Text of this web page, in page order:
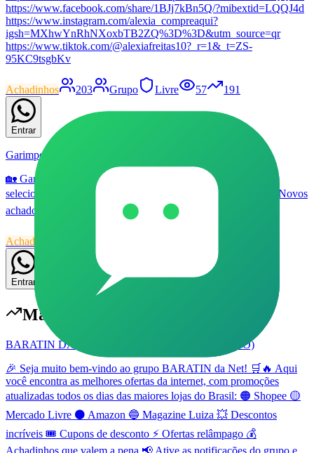
https://www.facebook.com/share/1BJj7kBn5Q/?mibextid=LQQJ4d
https://www.instagram.com/alexia_compreaqui?
igsh=MXhwYnRhNXoxbTB2ZQ%3D%3D&utm_source=qr
https://www.tiktok.com/@alexiafreitas10?_r=1&_t=ZS-
95KC9tsgbKv
Achadinhos 203 Grupo Livre 57 191
Entrar
Garimpo Casa, Construção & Ferramentas
🏡 Garimpo Casa, Construção & Ferramentas ✨ Promoções
selecionadas para casa, decoração, reforma e organização. 🛠️ Novos
achados todos os dias.
Achadinhos
Entrar
Mais populares em
BARATIN DA NET (ACHADINHOS) #001 (NOVO)
🎉 Seja muito bem-vindo ao grupo BARATIN da Net! 🛒🔥 Aqui
você encontra as melhores ofertas da internet, com promoções
atualizadas todos os dias das maiores lojas do Brasil: 🟠 Shopee 🟡
Mercado Livre ⚫ Amazon 🔵 Magazine Luiza 💥 Descontos
incríveis 🎟️ Cupons de desconto ⚡ Ofertas relâmpago 💰